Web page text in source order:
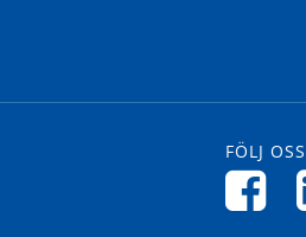
FÖLJ OSS